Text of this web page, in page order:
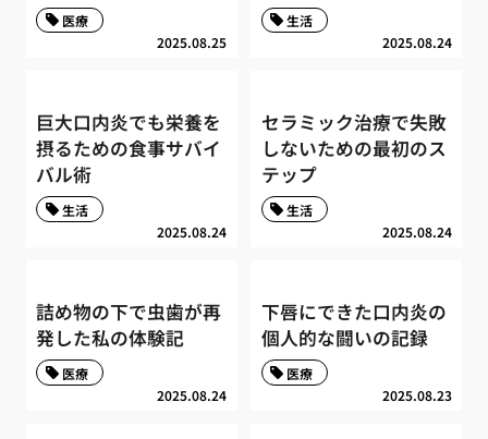
2025.08.25
医療
2025.08.24
生活
巨大口内炎でも栄養を
摂るための食事サバイ
バル術
2025.08.24
生活
セラミック治療で失敗
しないための最初のス
テップ
2025.08.24
生活
詰め物の下で虫歯が再
発した私の体験記
2025.08.24
医療
下唇にできた口内炎の
個人的な闘いの記録
2025.08.23
医療